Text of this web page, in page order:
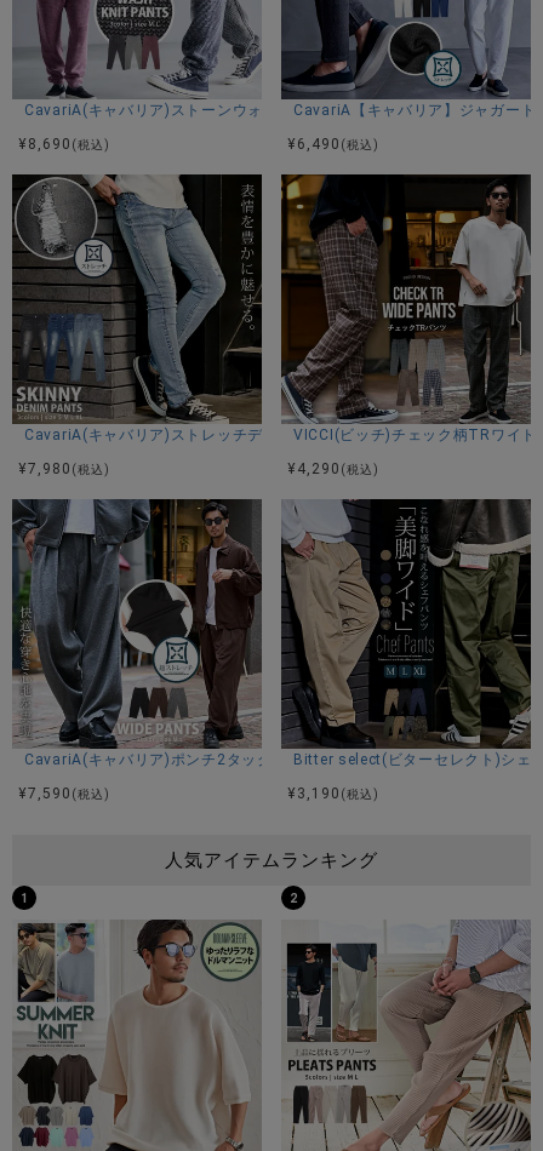
CavariA(キャバリア)ストーンウォッシュニットロングパンツ/全3色
¥ 8,690 (税込)
CavariA【キャバリア】ジャガー
¥ 6,490 (税込)
CavariA(キャバリア)ストレッチデニムダメージリペアデニムパンツ/全3色
¥7,980 (税込)
VICCI(ビッチ)チェック柄TRワイ
¥ 4,290 (税込)
CavariA(キャバリア)ポンチ2タックワイドパンツ/全3色
¥7,590 (税込)
Bitter select(ビターセレクト)シェ
¥ 3,190 (税込)
人気アイテムランキング
1 2